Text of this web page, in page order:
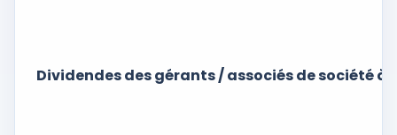
Dividendes des gérants / associés de société à